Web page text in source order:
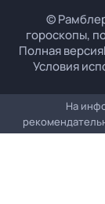
©
гороскопы,
Полная версия
Условия
На